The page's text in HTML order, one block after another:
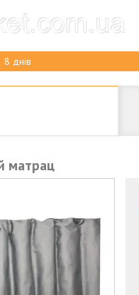
8 днів
матрац